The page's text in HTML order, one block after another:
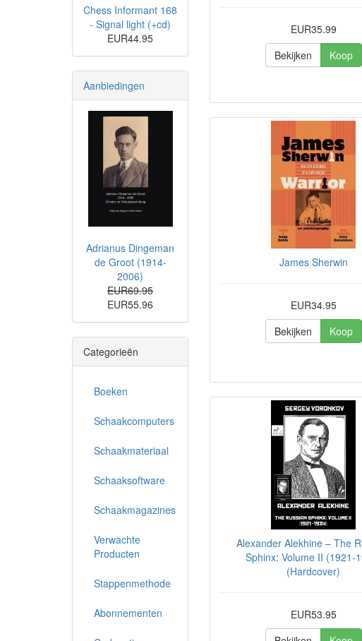
EUR35.99
Bekijken
Koop
James Sherwin
EUR34.95
Bekijken
Koop
Alexander Alekhine – The
Sphinx: Volume II (1921-
(Hardcover)
EUR53.95
Chess Informant 168
- Signal light (+cd)
EUR44.95
Aanbiedingen
Adrianus Dingeman
de Groot (1914-
2006)
EUR69.95
EUR55.96
Categorieën
Boeken
Schaakcomputers
Schaakmateriaal
Schaaksoftware
Schaakmagazines
Verwachte
Producten
Stappenmethode
Abonnementen